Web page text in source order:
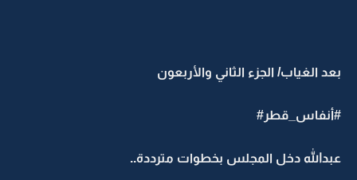
بعد الغياب/ الجزء الثاني والأربعون
#أنفاس_قطر#
عبدالله دخل المجلس بخطوات مترددة..